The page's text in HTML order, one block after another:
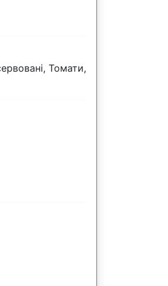
Томати,